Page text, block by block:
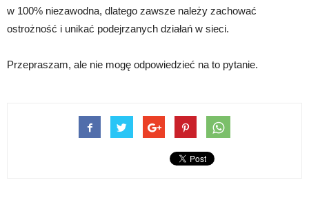
w 100% niezawodna, dlatego zawsze należy zachować
ostrożność i unikać podejrzanych działań w sieci.
Przepraszam, ale nie mogę odpowiedzieć na to pytanie.